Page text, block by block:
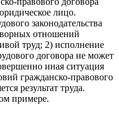
лицо.
законодательства
отношений
труд; 2) исполнение
договора не может
иная ситуация
гражданско-правового
результат труда.
примере.